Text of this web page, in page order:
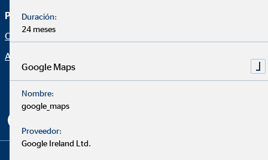
Página de asesoramiento
Oportunidad profesional
Aviso legal
Duración:
24 meses
Google Maps
Nombre:
google_maps
Proveedor:
Google Ireland Ltd.